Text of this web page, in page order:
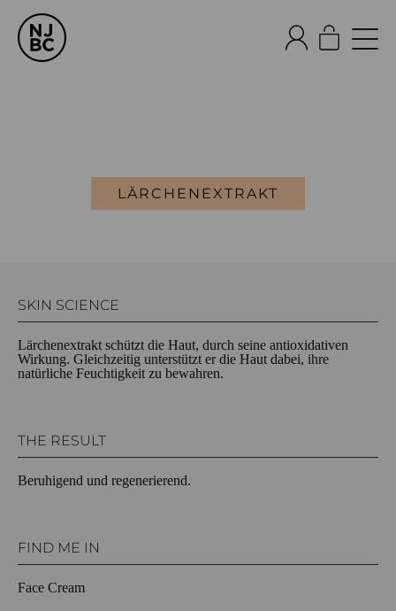
LÄRCHENEXTRAKT
SKIN SCIENCE
Lärchenextrakt schützt die Haut, durch seine antioxidativen
Wirkung. Gleichzeitig unterstützt er die Haut dabei, ihre
natürliche Feuchtigkeit zu bewahren.
THE RESULT
Beruhigend und regenerierend.
FIND ME IN
Face Cream